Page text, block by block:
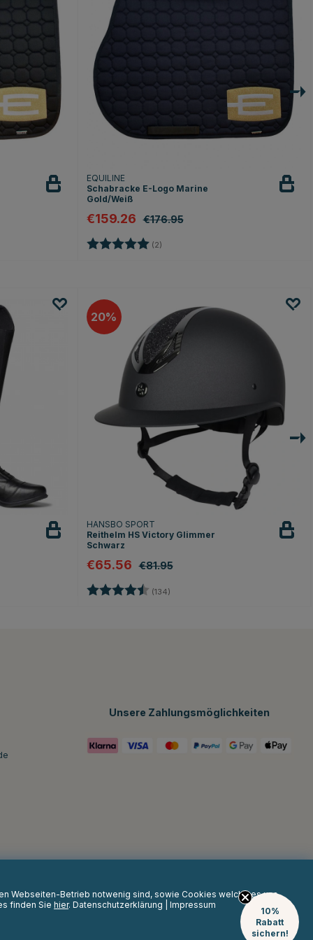
EQUILINE
Schabracke E-Logo Marine
Gold/Weiß
€159.26 €176.95
Bewertung: (2)
20
HANSBO SPORT
Reithelm HS Victory Glimmer
Schwarz
€65.56 €81.95
Bewertung: (134)
Unsere Zahlungsmöglichkeiten
Webseiten-Betrieb notwenig sind, sowie Cookies welche es uns
finden Sie hier. Datenschutzerklärung Impressum
10%
Rabatt
sichern!